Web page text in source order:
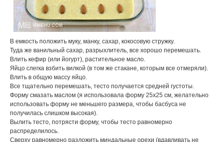
В емкость положить муку, манку, сахар, кокосовую стружку.
Туда же ванильный сахар, разрыхлитель, все хорошо перемешать.
Влить кефир (или йогурт), растительное масло.
Яйцо слегка взбить вилкой (в том же стакане, которым все отмеряли).
Влить в общую массу яйцо.
Все тщательно перемешать, тесто получается средней густоты.
Форму смазать маслом (я использовала форму 25х25 см, желательно
использовать форму не меньшего размера, чтобы басбуса не
получилась слишком высокая).
Вылить тесто, потрясти форму, чтобы тесто равномерно
распределилось.
Сверху равномерно разложить миндальные орехи (вдавливать не